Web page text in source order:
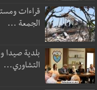
قراءات
الجمعة ...
بلدية صيدا
التشاوري...